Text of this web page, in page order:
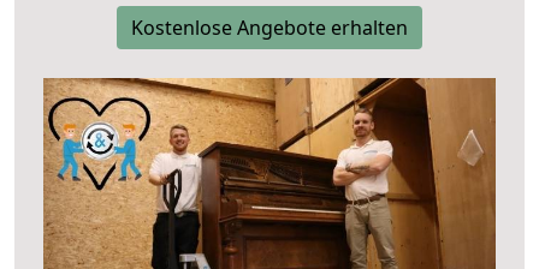
Kostenlose Angebote erhalten